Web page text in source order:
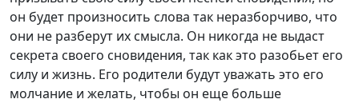
он будет произносить слова так неразборчиво, что
они не разберут их смысла. Он никогда не выдаст
секрета своего сновидения, так как это разобьет его
силу и жизнь. Его родители будут уважать это его
молчание и желать, чтобы он еще больше